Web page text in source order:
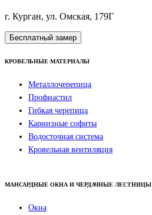
г. Курган, ул. Омская, 179Г
Бесплатный замер
КРОВЕЛЬНЫЕ МАТЕРИАЛЫ
Металлочерепица
Профнастил
Гибкая черепица
Карнизные софиты
Водосточная система
Кровельная вентиляция
МАНСАРДНЫЕ ОКНА И ЧЕРДАЧНЫЕ ЛЕСТНИЦЫ
Окна